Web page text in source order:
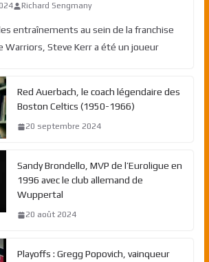
Richard Sengmany
entraînements au sein de la franchise
Warriors, Steve Kerr a été un joueur
Red Auerbach, le coach légendaire des
Boston Celtics (1950-1966)
20 septembre 2024
Sandy Brondello, MVP de l’Euroligue en
1996 avec le club allemand de
Wuppertal
20 août 2024
Playoffs : Gregg Popovich, vainqueur